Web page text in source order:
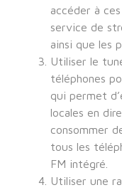
accéder à
service de
ainsi que les
Utiliser le
téléphones
qui permet
locales en
consommer
tous les
FM intégré.
Utiliser une